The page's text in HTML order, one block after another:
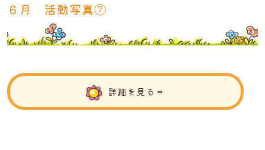
６月 活動写真⑦
詳細を見る⇒